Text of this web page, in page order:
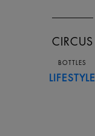
CIRCUS
BOTTLES
LIFESTYLE